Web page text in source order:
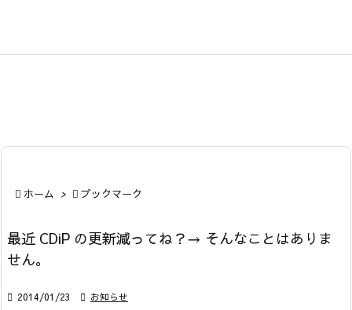
 ホーム >  ブックマーク
最近 CDiP の更新減ってね？→ そんなことはありま
せん。
 2014/01/23  お知らせ